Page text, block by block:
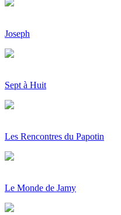
Joseph
Sept à Huit
Les Rencontres du Papotin
Le Monde de Jamy